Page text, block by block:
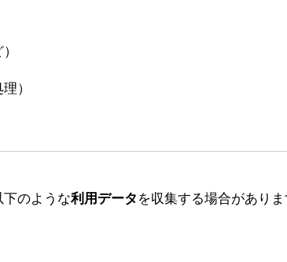
）
のような利用データを収集する場合があり